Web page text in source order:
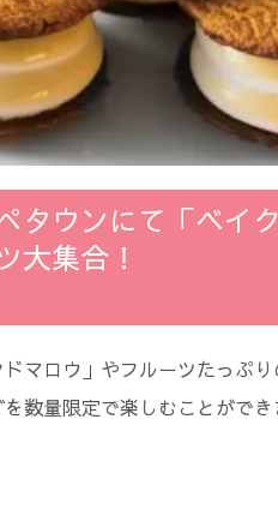
ウンにて「ベイ
大集合！
マロウ」やフルーツたっぷ
数量限定で楽しむことができ